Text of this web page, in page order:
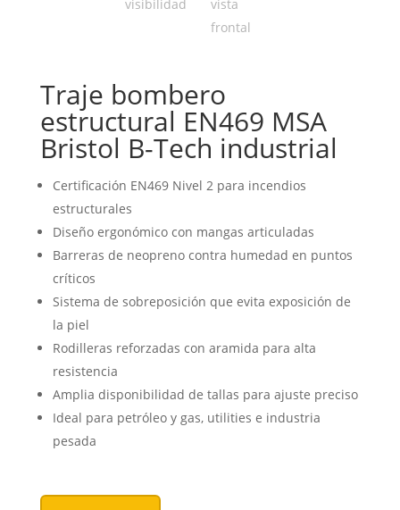
Traje bombero
estructural EN469 MSA
Bristol B-Tech industrial
Certificación EN469 Nivel 2 para incendios
estructurales
Diseño ergonómico con mangas articuladas
Barreras de neopreno contra humedad en puntos
críticos
Sistema de sobreposición que evita exposición de
la piel
Rodilleras reforzadas con aramida para alta
resistencia
Amplia disponibilidad de tallas para ajuste preciso
Ideal para petróleo y gas, utilities e industria
pesada